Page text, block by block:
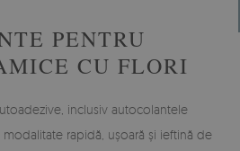
PENTRU
CU FLORI
inclusiv autocolantele
rapidă, ușoară și ieftină de